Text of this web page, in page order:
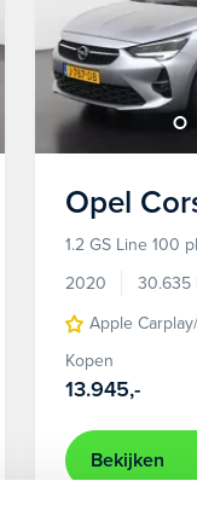
velgen 15"
Opel
1.2 GS Line 100
2020
30.635
Apple
Kopen
13.945,-
Bekijken